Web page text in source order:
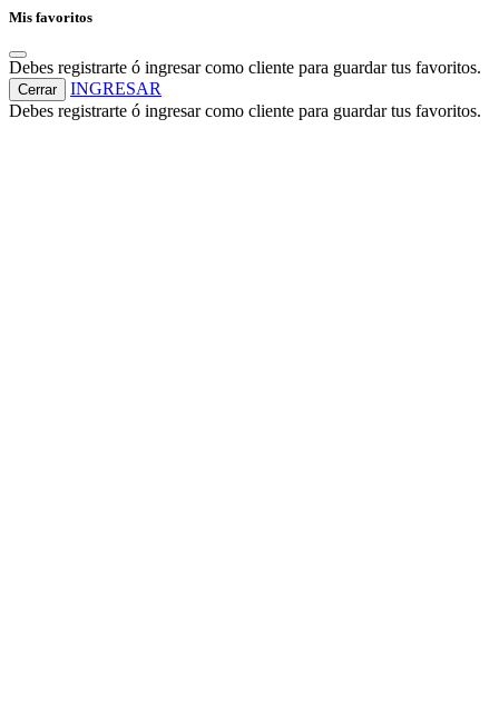
Mis favoritos
Debes registrarte ó ingresar como cliente para guardar tus favoritos.
Cerrar
INGRESAR
Debes registrarte ó ingresar como cliente para guardar tus favoritos.